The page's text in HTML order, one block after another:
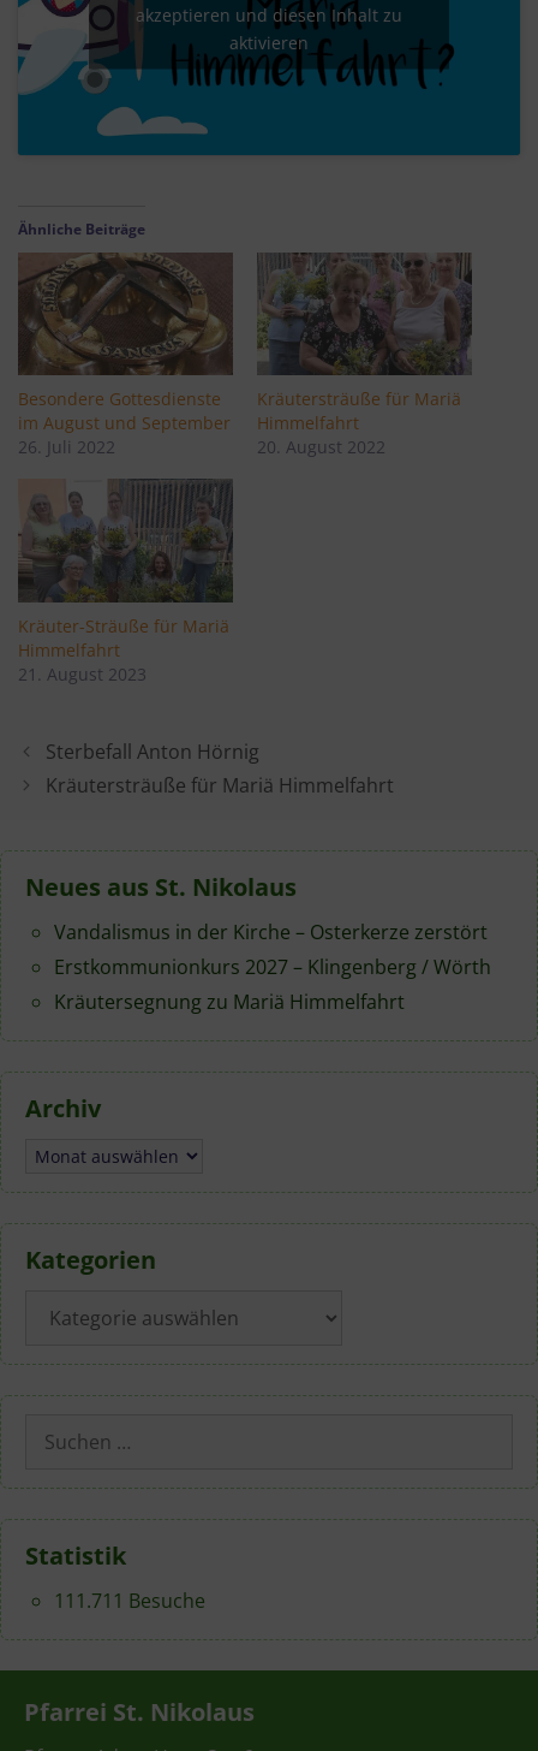
akzeptieren und diesen Inhalt zu
aktivieren
Ähnliche Beiträge
Besondere Gottesdienste
im August und September
26. Juli 2022
Kräutersträuße für Mariä
Himmelfahrt
20. August 2022
Kräuter-Sträuße für Mariä
Himmelfahrt
21. August 2023
Sterbefall Anton Hörnig
Kräutersträuße für Mariä Himmelfahrt
Neues aus St. Nikolaus
Vandalismus in der Kirche – Osterkerze zerstört
Erstkommunionkurs 2027 – Klingenberg / Wörth
Kräutersegnung zu Mariä Himmelfahrt
Archiv
Archiv
Kategorien
Suchen
nach:
Statistik
111.711 Besuche
Pfarrei St. Nikolaus